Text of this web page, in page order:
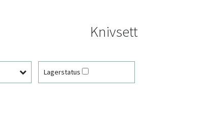
Knivsett
Lagerstatus